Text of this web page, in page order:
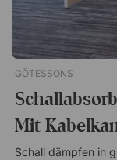
GÖTESSONS
Mit
Schall dämpfen in